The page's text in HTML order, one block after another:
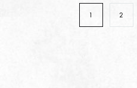
1 2